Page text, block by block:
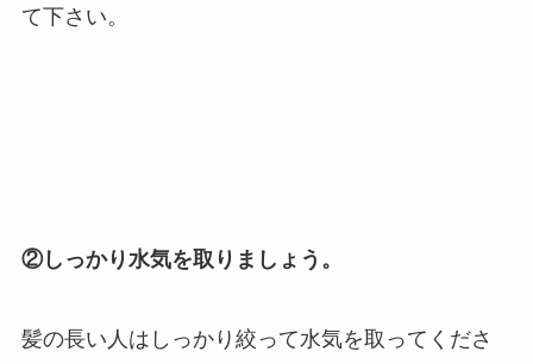
て下さい。
②しっかり水気を取りましょう。
髪の長い人はしっかり絞って水気を取ってくださ